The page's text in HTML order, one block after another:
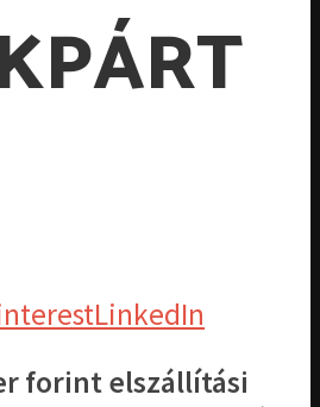
LinkedIn
forint elszállítási